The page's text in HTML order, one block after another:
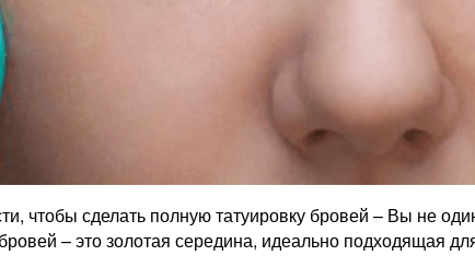
чтобы сделать полную татуировку бровей – Вы не
– это золотая середина, идеально подходящая